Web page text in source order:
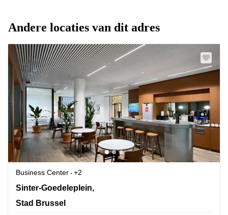
Andere locaties van dit adres
Business Center
+2
Sinter-Goedeleplein, 14, Stad Brussel
Sinter-Goedeleplein,
Stad Brussel